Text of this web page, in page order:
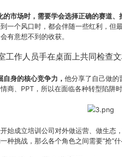
的市场时，需要学会选择正确的赛道、
一个风口时，都会伴随一些红利，但
有意想不到的收获。
身的核心竞争力， 他分享了自己做的
商、PPT，所以在面临各种转型陷阱
始成立培训公司对外做运营、做生态
种挑战，那么各个角色之间需要“抢”什